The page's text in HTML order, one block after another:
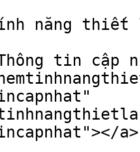
năng thiết
tin cập
a>